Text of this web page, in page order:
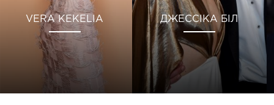
VERA KEKELIA ДЖЕССІКА БІЛ